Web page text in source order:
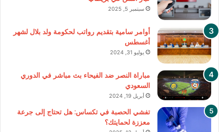
سبتمبر 5, 2025
أوامر سامية بتقديم رواتب لحكومة ولد بلال لشهر
أغسطس
يوليو 31, 2024
مباراة النصر ضد الفيحاء بث مباشر في الدوري
السعودي
أبريل 19, 2024
تفشي الحصبة في تكساس: هل تحتاج إلى جرعة
معززة لحمايتك؟